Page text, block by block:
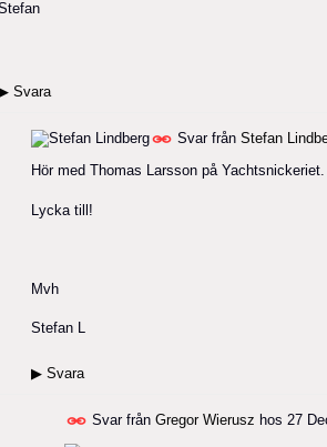
Svara
Svar från Stefan
Hör med Thomas Larsson på Yachtsnickeriet.
Lycka till!
Mvh
Stefan L
▶ Svara
Svar från Gregor Wierusz hos 27